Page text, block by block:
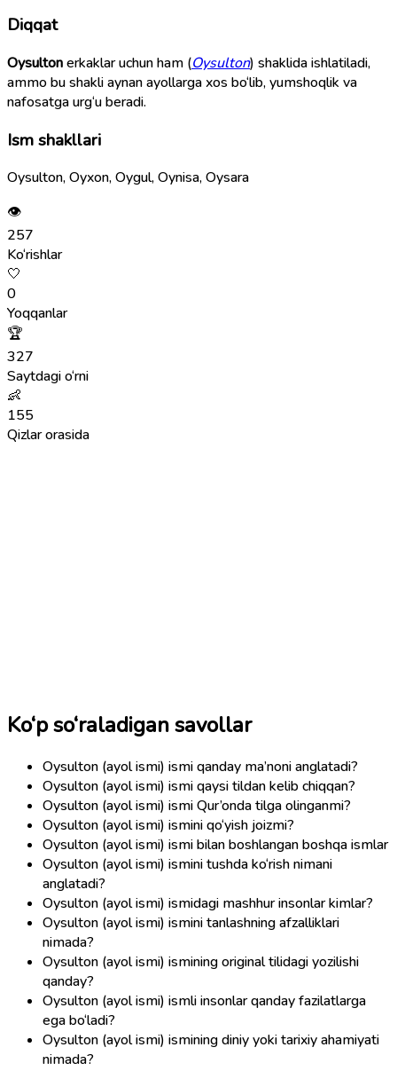
Diqqat
Oysultonerkaklar uchun ham (Oysulton) shaklida ishlatiladi,
ammo bu shakli aynan ayollarga xos bo‘lib, yumshoqlik va
nafosatga urg‘u beradi.
Ism shakllari
Oysulton, Oyxon, Oygul, Oynisa, Oysara
👁
257
Ko‘rishlar
🤍
0
Yoqqanlar
🏆
327
Saytdagi o‘rni
👶
155
Qizlar orasida
Ko‘p so‘raladigan savollar
Oysulton (ayol ismi) ismi qanday ma’noni anglatadi?
Oysulton (ayol ismi) ismi qaysi tildan kelib chiqqan?
Oysulton (ayol ismi) ismi Qur’onda tilga olinganmi?
Oysulton (ayol ismi) ismini qo‘yish joizmi?
Oysulton (ayol ismi) ismi bilan boshlangan boshqa ismlar
Oysulton (ayol ismi) ismini tushda ko‘rish nimani
anglatadi?
Oysulton (ayol ismi) ismidagi mashhur insonlar kimlar?
Oysulton (ayol ismi) ismini tanlashning afzalliklari
nimada?
Oysulton (ayol ismi) ismining original tilidagi yozilishi
qanday?
Oysulton (ayol ismi) ismli insonlar qanday fazilatlarga
ega bo‘ladi?
Oysulton (ayol ismi) ismining diniy yoki tarixiy ahamiyati
nimada?